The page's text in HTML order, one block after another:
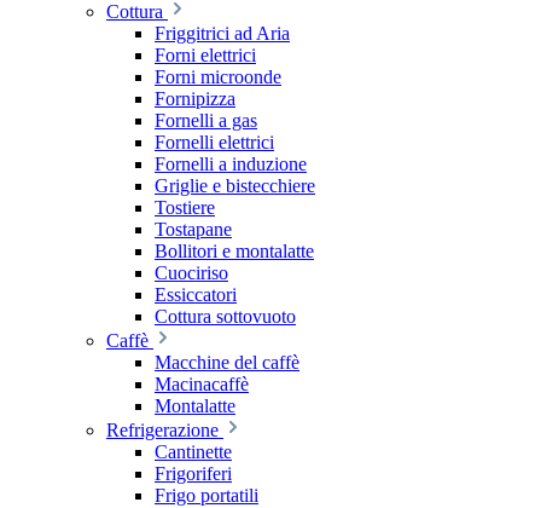
Cottura
Friggitrici ad Aria
Forni elettrici
Forni microonde
Fornipizza
Fornelli a gas
Fornelli elettrici
Fornelli a induzione
Griglie e bistecchiere
Tostiere
Tostapane
Bollitori e montalatte
Cuociriso
Essiccatori
Cottura sottovuoto
Caffè
Macchine del caffè
Macinacaffè
Montalatte
Refrigerazione
Cantinette
Frigoriferi
Frigo portatili